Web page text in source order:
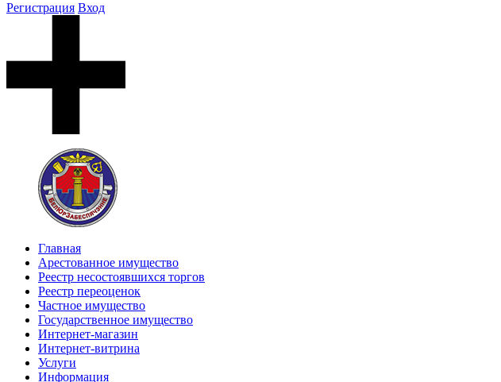
Регистрация Вход
Главная
Арестованное имущество
Реестр несостоявшихся торгов
Реестр переоценок
Частное имущество
Государственное имущество
Интернет-магазин
Интернет-витрина
Услуги
Информация